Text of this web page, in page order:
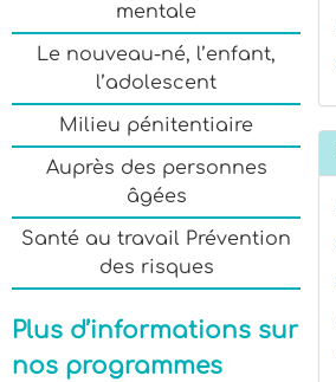
mentale
Le nouveau-né, l’enfant,
l’adolescent
Milieu pénitentiaire
Auprès des personnes
âgées
Santé au travail Prévention
des risques
Plus d’informations sur
nos programmes